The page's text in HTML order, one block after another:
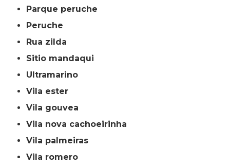
parque peruche
peruche
rua zilda
sitio mandaqui
ultramarino
vila ester
vila gouvea
vila nova cachoeirinha
vila palmeiras
vila romero